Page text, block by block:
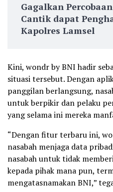
Gagalkan
Cantik dapat
Kapolres Lamsel
Kini, wondr by BNI hadir
situasi tersebut. Dengan
panggilan berlangsung,
untuk berpikir dan pelaku
yang selama ini mereka
“Dengan fitur terbaru ini,
nasabah menjaga data
nasabah untuk tidak
kepada pihak mana pun,
mengatasnamakan BNI,”